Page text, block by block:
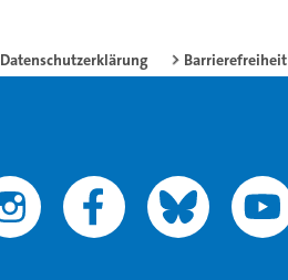
Datenschutzerklärung Barrierefreiheit